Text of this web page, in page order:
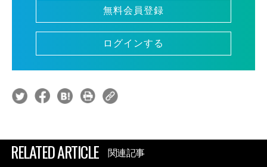
無料会員登録
ログインする
RELATED ARTICLE 関連記事